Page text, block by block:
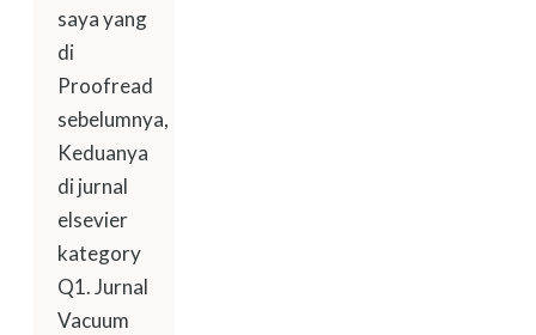
saya yang
di
Proofread
sebelumnya,
Keduanya
di jurnal
elsevier
kategory
Q1. Jurnal
Vacuum